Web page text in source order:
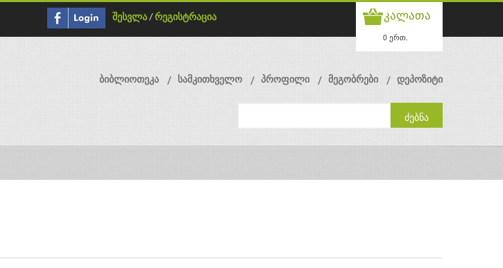
შესვლა / რეგისტრაცია კალათა
0 ერთ.
ბიბლიოთეკა სამკითხველო პროფილი მეგობრები დეპოზიტი